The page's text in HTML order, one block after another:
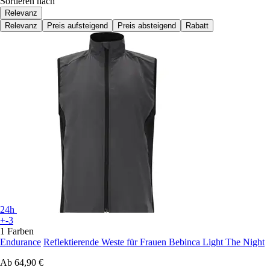
Relevanz
Relevanz
Preis aufsteigend Preis absteigend Rabatt
24h
+-3
1 Farben
Endurance Reflektierende Weste für Frauen Bebinca Light The Night
Ab 64,90 €